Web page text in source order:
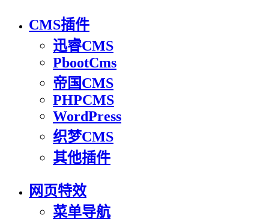
CMS插件
迅睿CMS
PbootCms
帝国CMS
PHPCMS
WordPress
织梦CMS
其他插件
网页特效
菜单导航